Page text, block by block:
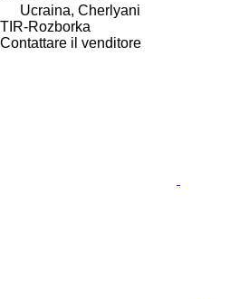
Ucraina, Cherlyani
TIR-Rozborka
Contattare il venditore